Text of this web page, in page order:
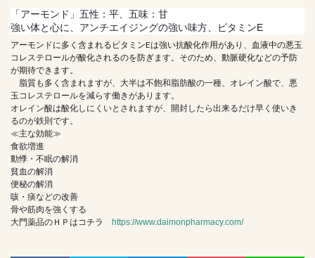
「アーモンド」五性：平、五味：甘
強い体と心に、アンチエイジングの強い味方、ビタミンE
アーモンドに多く含まれるビタミンEは強い抗酸化作用があり、血液中の悪玉
コレステロールが酸化されるのを防ぎます。そのため、動脈硬化などの予防
が期待できます。
脂質も多く含まれますが、大半は不飽和脂肪酸の一種、オレイン酸で、悪
玉コレステロールを減らす働きがあります。
オレイン酸は酸化しにくいとされますが、開封したら出来るだけ早く使いき
るのが鉄則です。
≪主な効能≫
食欲増進
動悸・不眠の解消
貧血の解消
便秘の解消
咳・痰などの改善
骨や筋肉を強くする
大門薬品のＨＰはコチラ
https://www.daimonpharmacy.com/